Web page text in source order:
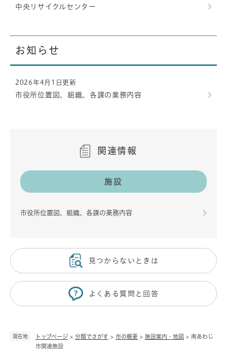
現在地 トップページ > 分類でさがす > 市の概要 > 施設案内・地図 > 南あわじ
市関連施設
中央リサイクルセンター
お知らせ
2026年4月1日更新
市役所位置図、組織、各課の業務内容
関連情報
施設
市役所位置図、組織、各課の業務内容
見つからないときは
よくある質問と回答